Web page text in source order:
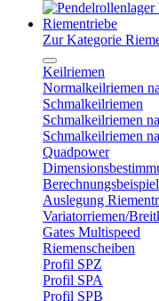
Riementriebe
Zur Kategorie
Keilriemen
Normalkeilriemen
Schmalkeilriemen
Schmalkeilriemen
Schmalkeilriemen
Quadpower
Berechnungsbeispiel
Auslegung
Variatorriemen/
Gates Multispeed
Riemenscheiben
Profil SPZ
Profil SPA
Profil SPB